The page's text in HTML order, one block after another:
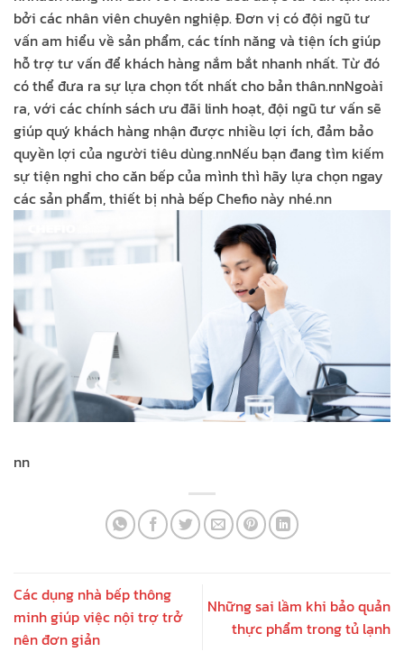
bởi các nhân viên chuyên nghiệp. Đơn vị có đội ngũ tư
vấn am hiểu về sản phẩm, các tính năng và tiện ích giúp
hỗ trợ tư vấn để khách hàng nắm bắt nhanh nhất. Từ đó
có thể đưa ra sự lựa chọn tốt nhất cho bản thân.nnNgoài
ra, với các chính sách ưu đãi linh hoạt, đội ngũ tư vấn sẽ
giúp quý khách hàng nhận được nhiều lợi ích, đảm bảo
quyền lợi của người tiêu dùng.nnNếu bạn đang tìm kiếm
sự tiện nghi cho căn bếp của mình thì hãy lựa chọn ngay
các sản phẩm, thiết bị nhà bếp Chefio này nhé.nn
nn
Các dụng nhà bếp thông
minh giúp việc nội trợ trở
nên đơn giản
Những sai lầm khi bảo quản
thực phẩm trong tủ lạnh